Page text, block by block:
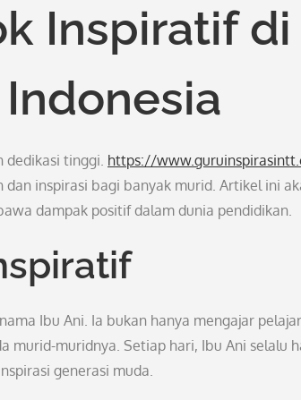
Inspiratif di
dedikasi tinggi. https://
inspirasi bagi banyak murid. Artikel ini
dampak positif dalam dunia pendidikan.
Ibu Ani. Ia bukan hanya mengajar
murid-muridnya. Setiap hari, Ibu Ani selalu
generasi muda.